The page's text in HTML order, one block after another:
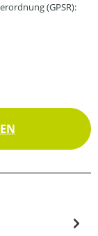
(GPSR):